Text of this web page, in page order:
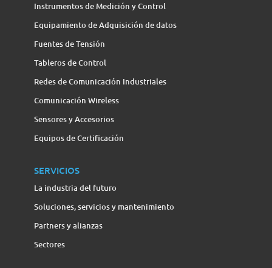
Instrumentos de Medición y Control
Equipamiento de Adquisición de datos
Fuentes de Tensión
Tableros de Control
Redes de Comunicación Industriales
Comunicación Wireless
Sensores y Accesorios
Equipos de Certificación
SERVICIOS
La industria del futuro
Soluciones, servicios y mantenimiento
Partners y alianzas
Sectores